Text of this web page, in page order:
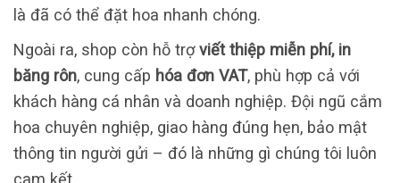
là đã có thể đặt hoa nhanh chóng.
Ngoài ra, shop còn hỗ trợviết thiệp miễn phí, in
băng rôn, cung cấp hóa đơn VAT, phù hợp cả với
khách hàng cá nhân và doanh nghiệp. Đội ngũ cắm
hoa chuyên nghiệp, giao hàng đúng hẹn, bảo mật
thông tin người gửi – đó là những gì chúng tôi luôn
cam kết.